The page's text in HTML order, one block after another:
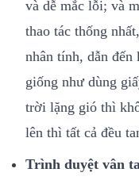
và dễ mắc lỗi; và
thao tác thống
nhân tính, dẫn
giống như dùng
trời lặng gió thì
lên thì tất cả đều
Trình duyệt vân